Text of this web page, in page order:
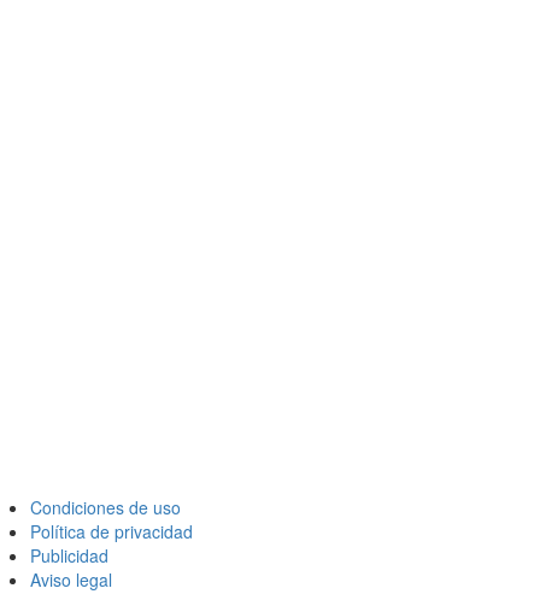
Condiciones de uso
Política de privacidad
Publicidad
Aviso legal